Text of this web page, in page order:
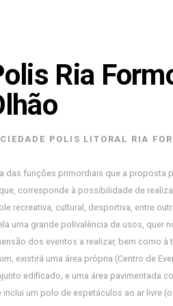
Ria
POLIS LITORAL RIA
das funções primordiais que a proposta
corresponde à possibilidade de
recreativa, cultural, desportiva, entre
uma grande polivalência de usos, quer
dos eventos a realizar, bem como à
existirá uma área própria (Centro de
edificado, e uma área pavimentada
inclui um polo de espetáculos ao ar livre